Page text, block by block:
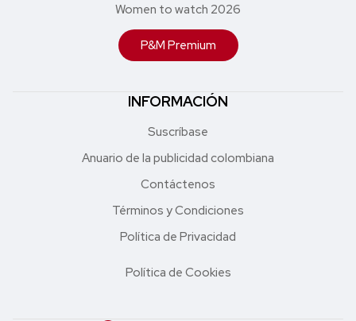
Women to watch 2026
P&M Premium
INFORMACIÓN
Suscríbase
Anuario de la publicidad colombiana
Contáctenos
Términos y Condiciones
Política de Privacidad
Política de Cookies